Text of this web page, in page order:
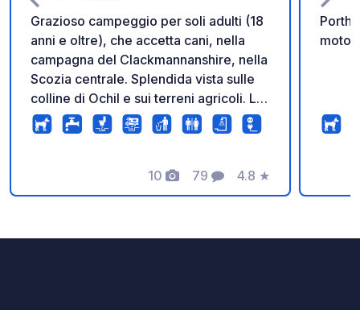
Grazioso campeggio per soli adulti (18
anni e oltre), che accetta cani, nella
campagna del Clackmannanshire, nella
Scozia centrale. Splendida vista sulle
colline di Ochil e sui terreni agricoli. Le
nostre 8 ampie piazzole con terreno
battuto sono aperte tutto l'anno (tranne
scarico delle acque grigie e allaccio
elettrico su ogni piazzola. Sono
10
Foto
79
Commenti
4.8
Valutazione
★
Porth